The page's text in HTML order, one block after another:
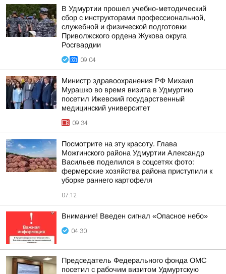
В Удмуртии прошел учебно-методический
сбор с инструкторами профессиональной,
служебной и физической подготовки
Приволжского ордена Жукова округа
Росгвардии
09:04
Министр здравоохранения РФ Михаил
Мурашко во время визита в Удмуртию
посетил Ижевский государственный
медицинский университет
09:34
Посмотрите на эту красоту. Глава
Можгинского района Удмуртии Александр
Васильев поделился в соцсетях фото:
фермерские хозяйства района приступили к
уборке раннего картофеля
07:12
Внимание! Введен сигнал «Опасное небо»
04:30
Председатель Федерального фонда ОМС
посетил с рабочим визитом Удмуртскую